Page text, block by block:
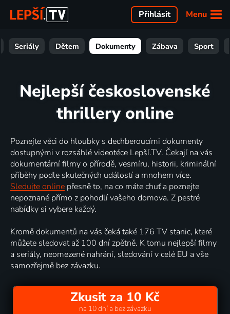
Menu
Přihlásit
Seriály Dětem Dokumenty Zábava Sport
Nejlepší československé
thrillery online
Poznejte věci do hloubky s dechberoucími dokumenty
dostupnými v rozsáhlé videotéce Lepší.TV. Čekají na vás
dokumentární filmy o přírodě, vesmíru, historii, kriminální
příběhy podle skutečných událostí a mnohem více.
Sledujte online přesně to, na co máte chuť a poznejte
nepoznané přímo z pohodlí vašeho domova. Z pestré
nabídky si vybere každý.
Kromě dokumentů na vás čeká také 176 TV stanic, které
můžete sledovat až 100 dní zpětně. K tomu nejlepší filmy
a seriály, neomezené nahrání, sledování v celé EU a vše
samozřejmě bez závazku.
Zkusit za 10 Kč
na 10 dní a bez závazku